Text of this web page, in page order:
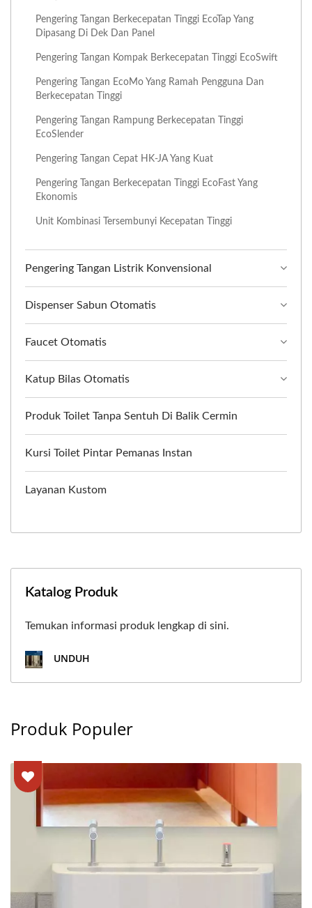
Pengering Tangan Berkecepatan Tinggi EcoTap Yang
Dipasang Di Dek Dan Panel
Pengering Tangan Kompak Berkecepatan Tinggi EcoSwift
Pengering Tangan EcoMo Yang Ramah Pengguna Dan
Berkecepatan Tinggi
Pengering Tangan Rampung Berkecepatan Tinggi
EcoSlender
Pengering Tangan Cepat HK-JA Yang Kuat
Pengering Tangan Berkecepatan Tinggi EcoFast Yang
Ekonomis
Unit Kombinasi Tersembunyi Kecepatan Tinggi
Pengering Tangan Listrik Konvensional
Dispenser Sabun Otomatis
Faucet Otomatis
Katup Bilas Otomatis
Produk Toilet Tanpa Sentuh Di Balik Cermin
Kursi Toilet Pintar Pemanas Instan
Layanan Kustom
Katalog Produk
Temukan informasi produk lengkap di sini.
UNDUH
Produk Populer